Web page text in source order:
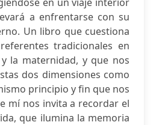
a enfrentarse con su
Un libro que cuestiona
tradicionales en
la maternidad, y que nos
dos dimensiones como
principio y fin que nos
mí nos invita a recordar el
que ilumina la memoria